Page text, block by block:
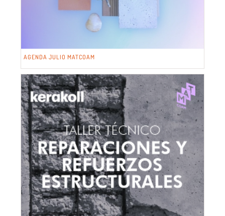
AGENDA JULIO MATCOAM